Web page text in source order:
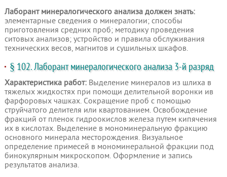
Лаборант минералогического анализа должен знать:
элементарные сведения о минералогии; способы
приготовления средних проб; методику проведения
ситовых анализов; устройство и правила обслуживания
технических весов, магнитов и сушильных шкафов.
§ 102. Лаборант минералогического анализа 3-й разряд
Характеристика работ:Выделение минералов из шлиха в
тяжелых жидкостях при помощи делительной воронки ив
фарфоровых чашках. Сокращение проб с помощью
струйчатого делителя или квартованием. Освобождение
фракций от пленок гидроокислов железа путем кипячения
их в кислотах. Выделение в мономинеральную фракцию
основного минерала месторождения. Визуальное
определение примесей в мономинеральной фракции под
бинокулярным микроскопом. Оформление и запись
результатов анализа.